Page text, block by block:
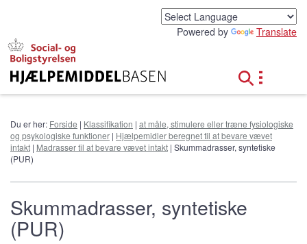
Powered by Translate
Du er her: Forside | Klassifikation | at måle, stimulere eller træne fysiologiske
og psykologiske funktioner | Hjælpemidler beregnet til at bevare vævet
intakt | Madrasser til at bevare vævet intakt | Skummadrasser, syntetiske
(PUR)
Skummadrasser, syntetiske
(PUR)